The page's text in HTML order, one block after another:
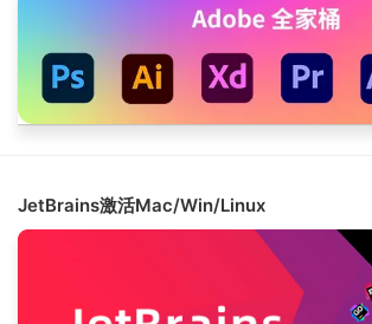
JetBrains激活Mac/Win/Linux